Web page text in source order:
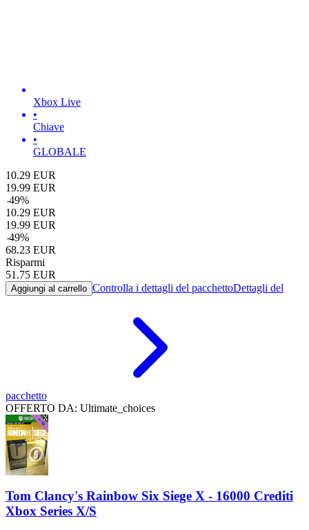
Xbox Live
•
Chiave
•
GLOBALE
10.29 EUR
19.99 EUR
-49%
10.29 EUR
19.99 EUR
-49%
68.23 EUR
Risparmi
51.75 EUR
Aggiungi al carrello Controlla i dettagli del pacchettoDettagli del
pacchetto
OFFERTO DA: Ultimate_choices
Tom Clancy's Rainbow Six Siege X - 16000 Crediti
Xbox Series X/S